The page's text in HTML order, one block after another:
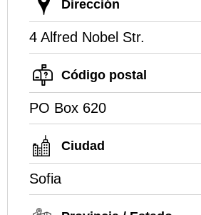
Dirección
4 Alfred Nobel Str.
Código postal
PO Box 620
Ciudad
Sofia